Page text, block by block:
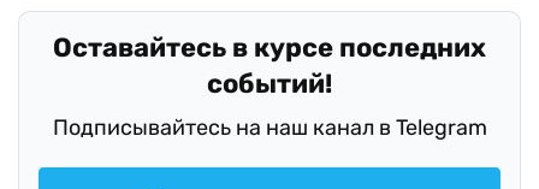
Оставайтесь в курсе последних
событий!
Подписывайтесь на наш канал в Telegram